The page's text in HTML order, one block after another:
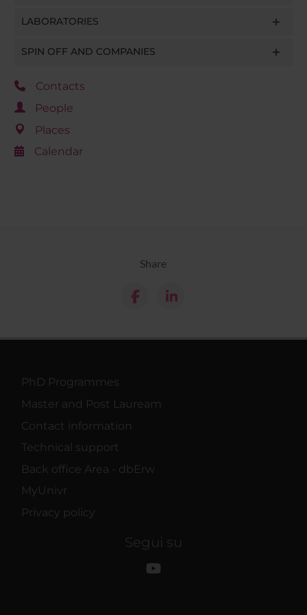
LABORATORIES
SPIN OFF AND COMPANIES
Contacts
People
Places
Calendar
Share
PhD Programmes
Master and Post Lauream
Contact information
Technical support
Back office Area - dbErw
MyUnivr
Privacy policy
Segui su